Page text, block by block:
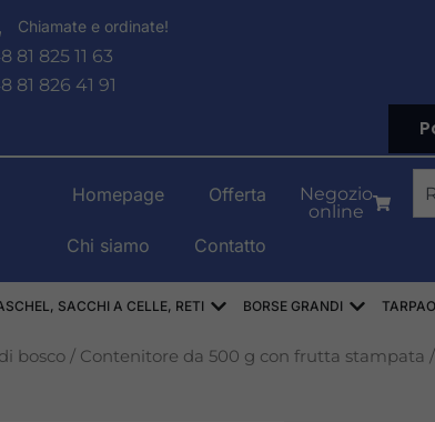
Chiamate e ordinate!
81 825 11 63
81 826 41 91
Homepage Offerta
Chi siamo Contatto
Negozio
online
SACCHI A CELLE, RETI Aprire WORKI
BORSE GRANDI Aprire
bosco / Contenitore da 500 g con frutta stampata